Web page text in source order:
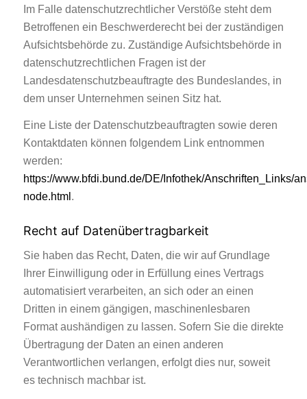
Im Falle datenschutzrechtlicher Verstöße steht dem
Betroffenen ein Beschwerderecht bei der zuständigen
Aufsichtsbehörde zu. Zuständige Aufsichtsbehörde in
datenschutzrechtlichen Fragen ist der
Landesdatenschutzbeauftragte des Bundeslandes, in
dem unser Unternehmen seinen Sitz hat.
Eine Liste der Datenschutzbeauftragten sowie deren
Kontaktdaten können folgendem Link entnommen
werden:
https://www.bfdi.bund.de/DE/Infothek/Anschriften_Links/
node.html .
Recht auf Datenübertragbarkeit
Sie haben das Recht, Daten, die wir auf Grundlage
Ihrer Einwilligung oder in Erfüllung eines Vertrags
automatisiert verarbeiten, an sich oder an einen
Dritten in einem gängigen, maschinenlesbaren
Format aushändigen zu lassen. Sofern Sie die direkte
Übertragung der Daten an einen anderen
Verantwortlichen verlangen, erfolgt dies nur, soweit
es technisch machbar ist.